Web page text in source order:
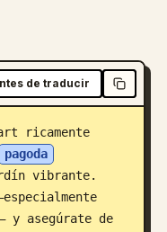
de traducir
ricamente
pagoda
vibrante.
y asegúrate de